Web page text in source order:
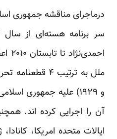
درماجرای مناقشه جمهوری
و ۱۹۲۹) علیه جمهوری
آن را اجرایی کرده اند.
ایالات متحده امریکا،